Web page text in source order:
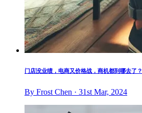
门店没业绩，电商又价格战，商机都到哪去了？
By Frost Chen · 31st Mar, 2024